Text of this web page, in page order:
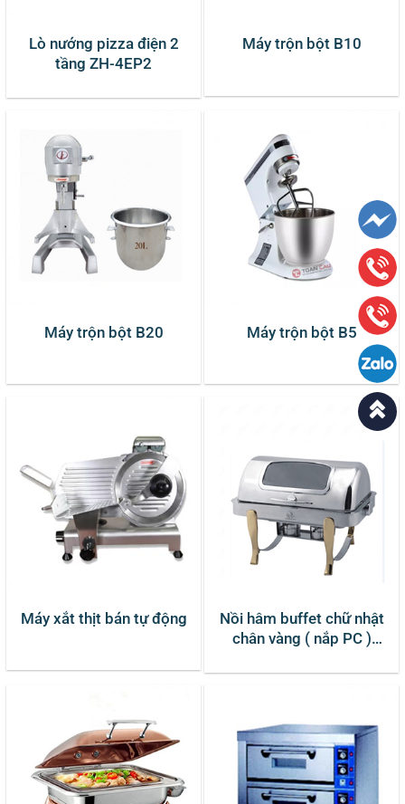
Lò nướng pizza điện 2
tầng ZH-4EP2
Máy trộn bột B10
Máy trộn bột B20 Máy trộn bột B5
Máy xắt thịt bán tự động
Nồi hâm buffet chữ nhật
chân vàng ( nắp PC )